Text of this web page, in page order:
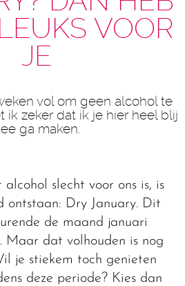
VOOR
JE
vol om geen alcohol te
ik zeker dat ik je hier heel blij
ga maken.
slecht voor ons is, is
ontstaan: Dry January. Dit
de maand januari
Maar dat volhouden is nog
je stiekem toch genieten
deze periode? Kies dan